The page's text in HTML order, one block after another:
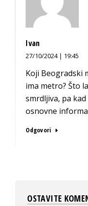
Ivan
27/10/2024 | 19:45
Koji Beogradski
ima metro? Što
smrdljiva, pa
osnovne
Odgovori
OSTAVITE